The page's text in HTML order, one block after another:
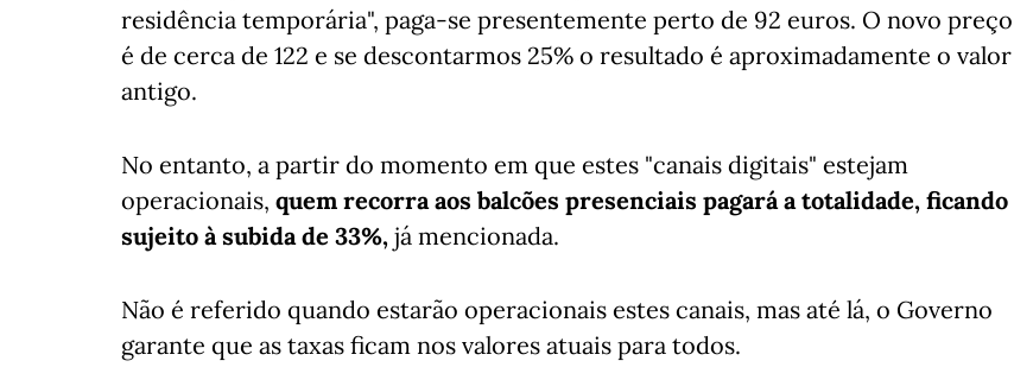
residência temporária", paga-se presentemente perto de 92 euros. O novo preço
é de cerca de 122 e se descontarmos 25% o resultado é aproximadamente o valor
antigo.
No entanto, a partir do momento em que estes "canais digitais" estejam
operacionais, quem recorra aos balcões presenciais pagará a totalidade, ficando
sujeito à subida de 33%, já mencionada.
Não é referido quando estarão operacionais estes canais, mas até lá, o Governo
garante que as taxas ficam nos valores atuais para todos.